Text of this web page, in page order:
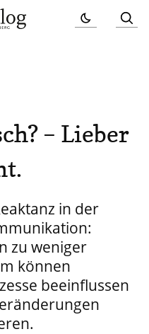
– Lieber
in der
zu weniger
können
beeinflussen